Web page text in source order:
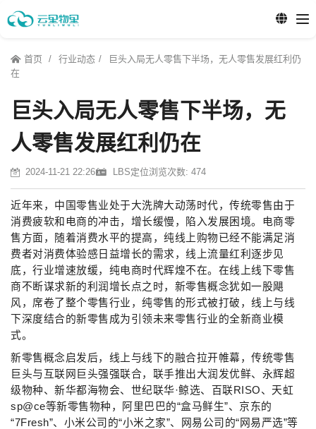
首页 行业动态
巨头入局无人零售下半场，无人零售发展红利仍
在
巨头入局无人零售下半场，无
人零售发展红利仍在
2024-11-21 22:26 LBS定位浏览次数: 474
近年来，中国零售业处于大洗牌大动荡时代，传统零售由于
消费疲软和电商的冲击，增长缓慢，陷入发展困境。电商零
售方面，随着消费水平的提高，纯线上购物已经不能满足消
费者对消费体验感日益增长的需求，线上流量红利逐步见
底，行业增速放缓，纯电商时代辉煌不在。在线上线下零售
商不断谋求新的利润增长点之时，新零售概念犹如一股飓
风，席卷了整个零售行业，纯零售的形式被打破，线上与线
下深度结合的新零售成为引领未来零售行业的全新商业模
式。
新零售概念启发后，线上与线下的融合拉开帷幕，传统零售
巨头与互联网巨头强强联合，联手推出大润发优鲜、永辉超
级物种、新华都海物会、世纪联华·鲸选、百联RISO、天虹
sp@ce等新零售物种，阿里巴巴的“盒马鲜生”、京东的
“7Fresh”、小米公司的“小米之家”、网易公司的“网易严选”等